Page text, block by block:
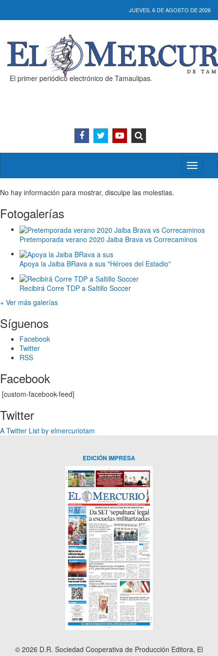
JUEVES, 6 DE AGOSTO DE 2026
El primer periódico electrónico de Tamaulipas.
Activar/
menú
No hay información para mostrar, disculpe las molestias.
Fotogalerías
Pretemporada verano 2020 Jaiba Brava vs Correcaminos
Apoya la Jaiba BRava a sus "Héroes del Estadio"
Recibirá Corre TDP a Saltillo Soccer
+ Ver más galerías
Síguenos
Facebook
Twitter
RSS
Facebook
[custom-facebook-feed]
Twitter
A Twitter List by elmercuriotam
EDICIÓN IMPRESA
© 2026 D.R. Sociedad Cooperativa de Producción Editora, El